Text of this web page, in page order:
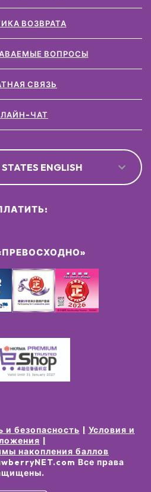
ВОЗВРАТА
ВОПРОСЫ
СВЯЗЬ
ЧАТ
ENGLISH
и безопасность
Условия и
накопления баллов
Все права
.